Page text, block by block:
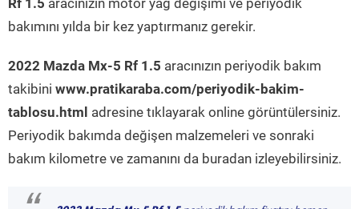
Rf 1.5 aracınızın motor yağ değişimi ve periyodik
bakımını yılda bir kez yaptırmanız gerekir.
2022 Mazda Mx-5 Rf 1.5 aracınızın periyodik bakım
takibini www.pratikaraba.com/periyodik-bakim-
tablosu.html adresine tıklayarak online görüntülersiniz.
Periyodik bakımda değişen malzemeleri ve sonraki
bakım kilometre ve zamanını da buradan izleyebilirsiniz.